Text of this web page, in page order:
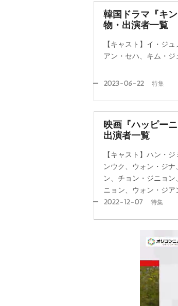
韓国ドラマ『キ
物・出演者一覧
【キャスト】イ・ジ
アン・セハ、キム・ジ
2023-06-22 特集
映画『ハッピー
出演者一覧
【キャスト】ハン・
ンウク、ウォン・ジ
ン、チョン・ジニョ
ニョン、ウォン・ジア
2022-12-07 特集